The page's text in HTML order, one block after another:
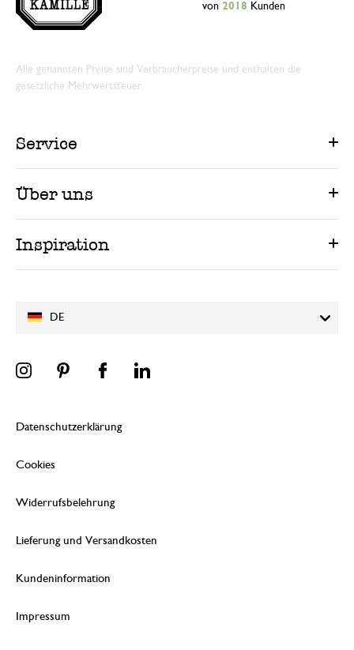
DE
von 2018 Kunden
Alle genannten Preise sind Verbraucherpreise und enthalten die
gesetzliche Mehrwertsteuer.
Service
Über uns
Inspiration
Datenschutzerklärung
Cookies
Widerrufsbelehrung
Lieferung und Versandkosten
Kundeninformation
Impressum